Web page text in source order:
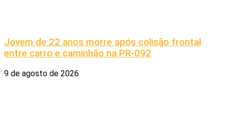
Jovem de 22 anos morre após colisão frontal
entre carro e caminhão na PR-092
9 de agosto de 2026